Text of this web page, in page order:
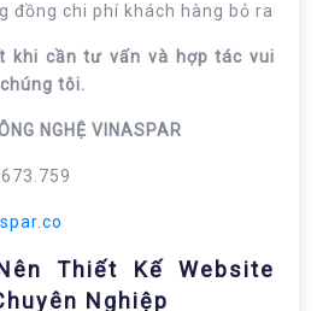
đồng chi phí khách hàng bỏ ra
khi cần tư vấn và hợp tác vui
tôi.
NGHỆ VINASPAR
Thiết Kế Website
Nghiệp